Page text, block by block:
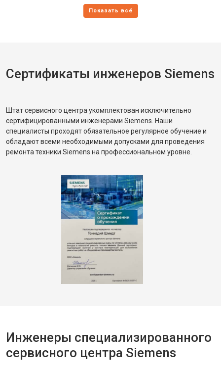
Сертификаты инженеров Siemens
Штат сервисного центра укомплектован исключительно
сертифицированными инженерами Siemens. Наши
специалисты проходят обязательное регулярное обучение и
обладают всеми необходимыми допусками для проведения
ремонта техники Siemens на профессиональном уровне.
Инженеры специализированного
сервисного центра Siemens